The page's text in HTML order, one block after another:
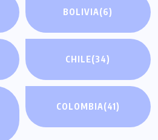
BOLIVIA(6)
CHILE(34)
COLOMBIA(41)